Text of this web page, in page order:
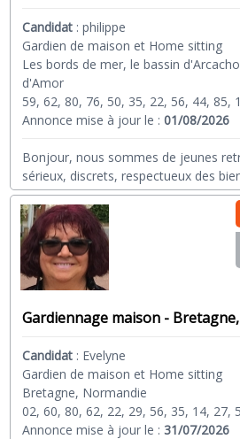
Candidat :philippe
Gardien de maison et Home sitting
Les bords de mer, le bassin
d'Amor
59, 62, 80, 76, 50, 35, 22, 56, 44, 85,
Annonce mise à jour le :01/08/2026
Bonjour, nous sommes de jeunes
sérieux, discrets, respectueux des
Gardiennage maison -
Candidat : Evelyne
Gardien de maison et Home sitting
Bretagne, Normandie
02, 60, 80, 62, 22, 29, 56, 35, 14, 27,
Annonce mise à jour le :31/07/2026